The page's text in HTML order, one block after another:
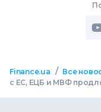
Finance.ua / Все
с ЕС, ЕЦБ и МВФ